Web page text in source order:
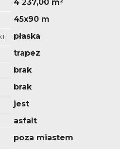
4 237,00 m²
45x90 m
płaska
trapez
brak
brak
jest
asfalt
poza miastem